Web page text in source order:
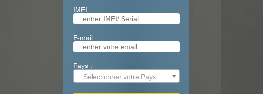
IMEI :
E-mail :
Pays :
Sélectionner votre Pays ...